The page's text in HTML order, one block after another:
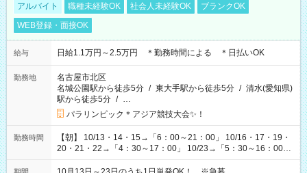
アルバイト 職種未経験OK 社会人未経験OK
ブランクOK
WEB登録・面接OK
給与 日給1.1万円～2.5万円 ＊勤務時間による ＊日払いOK
勤務地
名古屋市北区
名城公園駅から徒歩5分 / 東大手駅から徒歩5分 / 清水(愛知県)
駅から徒歩5分 / …
パラリンピック＊アジア競技大会✨！
勤務時間
【朝】 10/13・14・15→「6：00～21：00」 10/16・17・19・
20・21・22→「4：30～17：00」 10/23→「5：30～16：00」
【夕方】 10/16・17・19～21→「17：00～26：00」
10/22→「17：00～24：30」 10/23→「16：00～23：00」 ＊